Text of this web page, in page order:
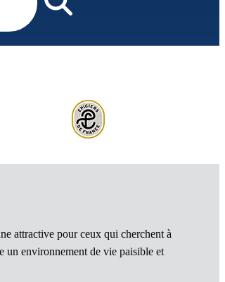
attractive pour ceux qui cherchent à
un environnement de vie paisible et